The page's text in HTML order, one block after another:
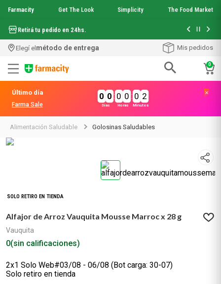
Farmacity Get The Look Simplicity The Food Market
Retirá tu pedido en 24hs. Hasta 6
Elegí elmétodo de entrega Mis pedidos
0
Último día
Farma Sale
0 0
Días
: 0 0
Horas
: 0 2
Minutos
Alimentación Saludable Golosinas Saludables
SOLO RETIRO EN TIENDA
Alfajor de Arroz Vauquita Mousse Marroc x 28 g
Vauquita
0(sin calificaciones)
2x1 Solo Web#03/08 - 06/08 (Bot carga: 30-07)
Solo retiro en tienda
.garnier toque seco crema facial
5.
serum elvive